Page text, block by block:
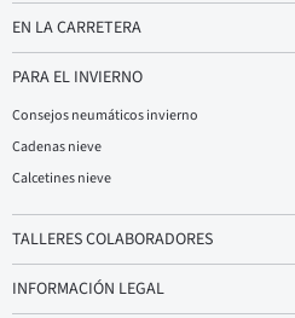
EN LA CARRETERA
PARA EL INVIERNO
Consejos neumáticos invierno
Cadenas nieve
Calcetines nieve
TALLERES COLABORADORES
INFORMACIÓN LEGAL